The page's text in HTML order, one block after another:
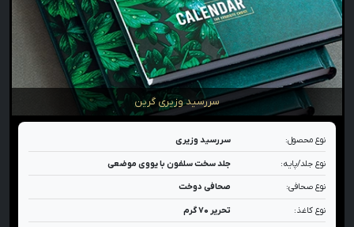
سررسید وزیری گرین
نوع محصول: سررسید وزیری
نوع جلد/پایه: جلد سخت سلفون با یووی موضعی
نوع صحافی: صحافی دوخت
نوع کاغذ: تحریر ۷۰ گرم